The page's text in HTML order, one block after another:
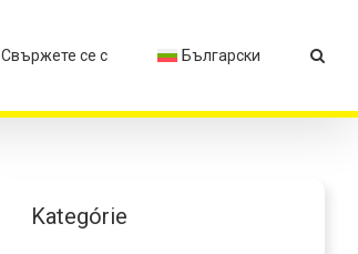
Свържете се с Български
Kategórie